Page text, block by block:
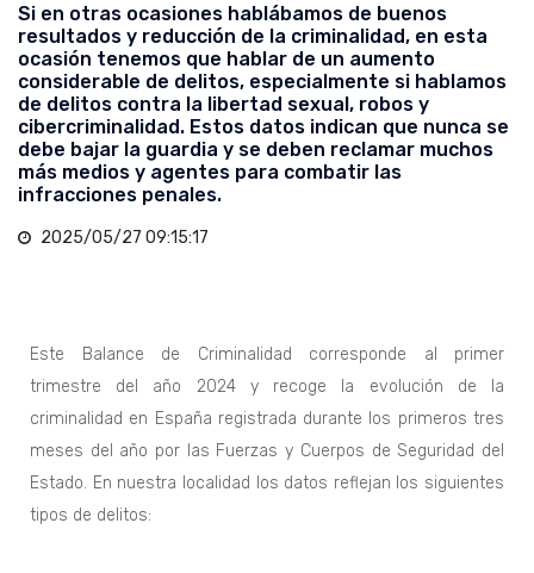
Si en otras ocasiones hablábamos de buenos
resultados y reducción de la criminalidad, en esta
ocasión tenemos que hablar de un aumento
considerable de delitos, especialmente si hablamos
de delitos contra la libertad sexual, robos y
cibercriminalidad. Estos datos indican que nunca se
debe bajar la guardia y se deben reclamar muchos
más medios y agentes para combatir las
infracciones penales.
2025/05/27 09:15:17
Este Balance de Criminalidad corresponde al primer
trimestre del año 2024 y recoge la evolución de la
criminalidad en España registrada durante los primeros tres
meses del año por las Fuerzas y Cuerpos de Seguridad del
Estado. En nuestra localidad los datos reflejan los siguientes
tipos de delitos: